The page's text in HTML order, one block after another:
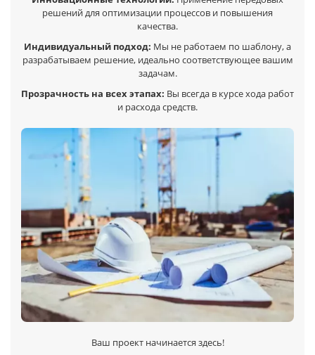
решений для оптимизации процессов и повышения
качества.
Индивидуальный подход: Мы не работаем по шаблону, а
разрабатываем решение, идеально соответствующее вашим
задачам.
Прозрачность на всех этапах: Вы всегда в курсе хода работ
и расхода средств.
Ваш проект начинается здесь!